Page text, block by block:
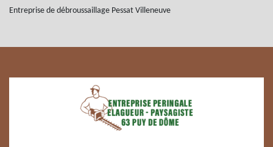
Entreprise de débroussaillage Pessat Villeneuve